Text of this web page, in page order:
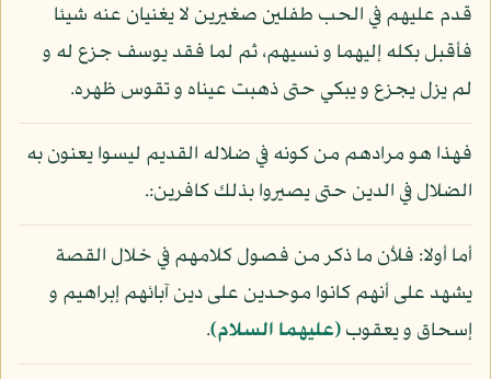
قدم عليهم في الحب طفلين صغيرين لا يغنيان عنه شيئا
فأقبل بكله إليهما و نسيهم، ثم لما فقد يوسف جزع له و
لم يزل يجزع و يبكي حتى ذهبت عيناه و تقوس ظهره.
فهذا هو مرادهم من كونه في ضلاله القديم ليسوا يعنون به
الضلال في الدين حتى يصيروا بذلك كافرين:.
أما أولا: فلأن ما ذكر من فصول كلامهم في خلال القصة
يشهد على أنهم كانوا موحدين على دين آبائهم إبراهيم و
إسحاق و يعقوب(عليهما السلام).